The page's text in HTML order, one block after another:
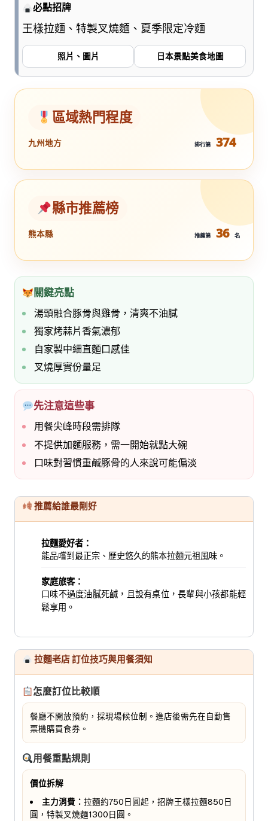
必點招牌
王樣拉麵、特製叉燒麵、夏季限定冷麵
照片、圖片 日本景點美食地圖
區域熱門程度
九州地方 排行第 374
縣市推薦榜
熊本縣 推薦第 36 名
關鍵亮點
湯頭融合豚骨與雞骨，清爽不油膩
獨家烤蒜片香氣濃郁
自家製中細直麵口感佳
叉燒厚實份量足
先注意這些事
用餐尖峰時段需排隊
不提供加麵服務，需一開始就點大碗
口味對習慣重鹹豚骨的人來說可能偏淡
推薦給誰最剛好
拉麵愛好者：
能品嚐到最正宗、歷史悠久的熊本拉麵元祖風味。
家庭旅客：
口味不過度油膩死鹹，且設有桌位，長輩與小孩都能輕
鬆享用。
拉麵老店 訂位技巧與用餐須知
怎麼訂位比較順
餐廳不開放預約，採現場候位制。進店後需先在自動售
票機購買食券。
用餐重點規則
價位拆解
主力消費： 拉麵約750日圓起，招牌王樣拉麵850日
圓，特製叉燒麵1300日圓。